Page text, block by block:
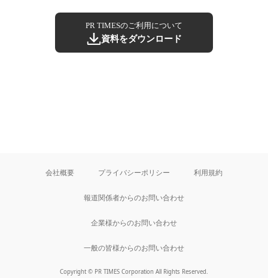
PR TIMESのご利用について
資料をダウンロード
会社概要 プライバシーポリシー 利用規約
報道関係者からのお問い合わせ
企業様からのお問い合わせ
一般の皆様からのお問い合わせ
Copyright © PR TIMES Corporation All Rights Reserved.